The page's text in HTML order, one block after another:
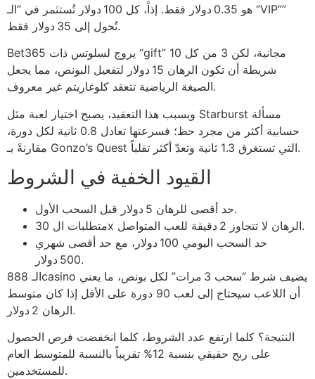
هو 0.35 دولار فقط. إذاً، كل 100 دولار تُستثمر في “الـ “VIP””
تُحول إلى 35 دولار فقط.
Bet365 يروج لسلوتس ذات “gift” مجانية، لكن 3 من كل 10
شريطة أن تكون الرهان 15 دولار لتفعيل البونص، مما يجعل
الصيغة الرياضية تتعقد كلوغاريتم غير معروف.
وبسبب هذا التعقيد، يصبح اختيار لعبة مثل Starburst مسألة
حسابية أكثر من مجرد حظ؛ فسرعتها تعادل 0.8 ثانية لكل دورة،
مقارنةً بـ Gonzo’s Quest التي تستغرق 1.3 ثانية وتعدّ أكثر تقلباً.
القيود الخفية في الشروط
حد أقصى للرهان 5 دولار قبل السحب الأول.
متطلبات ال 30x الرهان لا تتجاوز 2 دقيقة للعب المتواصل.
حد السحب اليومي 100 دولار، مع حد أقصى شهري
500 دولار.
الـ 888casino يضيف شرط “سحب 3 مرات” لكل بونص، ما يعني
أن اللاعب سيحتاج إلى لعب 90 دورة على الأقل إذا كان متوسط
الرهان 2 دولار.
النتيجة؟ كلما ارتفع عدد الشروط، كلما انخفضت فرص الحصول
على ربح حقيقي بنسبة 12% تقريباً بالنسبة للمتوسط العام
للمستخدمين.